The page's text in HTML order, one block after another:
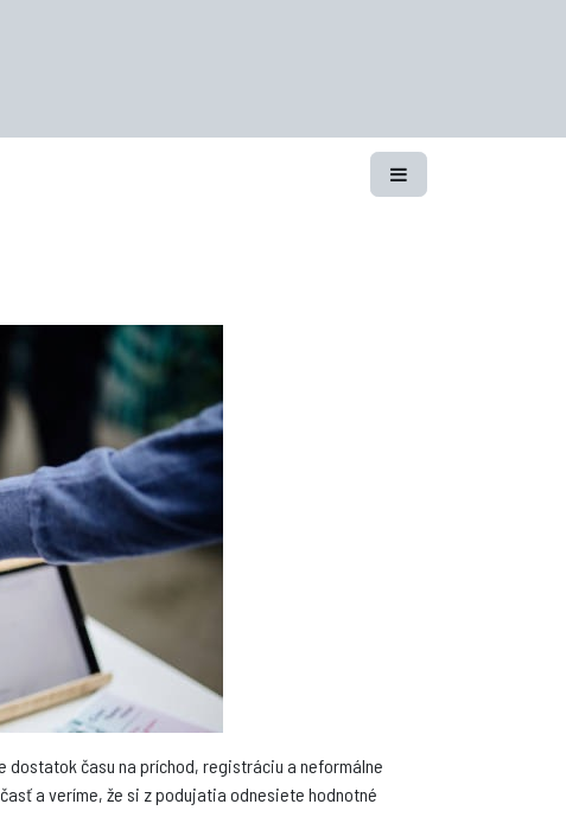
času na príchod, registráciu a neformálne
a veríme, že si z podujatia odnesiete hodnotné